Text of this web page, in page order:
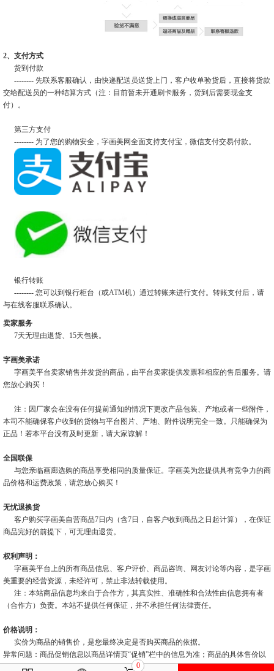
2、支付方式
货到付款
-------- 先联系客服确认，由快递配送员送货上门，客户收单验货后，直接将货款
交给配送员的一种结算方式（注：目前暂未开通刷卡服务，货到后需要现金支
付）。
第三方支付
-------- 为了您的购物安全，字画美网全面支持支付宝，微信支付交易付款。
银行转账
-------- 您可以到银行柜台（或ATM机）通过转账来进行支付。转账支付后，请
与在线客服联系确认。
卖家服务
7天无理由退货、15天包换。
字画美承诺
字画美平台卖家销售并发货的商品，由平台卖家提供发票和相应的售后服务。请
您放心购买！
注：因厂家会在没有任何提前通知的情况下更改产品包装、产地或者一些附件，
本司不能确保客户收到的货物与平台图片、产地、附件说明完全一致。只能确保为
正品！若本平台没有及时更新，请大家谅解！
全国联保
与您亲临画廊选购的商品享受相同的质量保证。字画美为您提供具有竞争力的商
品价格和运费政策，请您放心购买！
无忧退换货
客户购买字画美自营商品7日内（含7日，自客户收到商品之日起计算），在保证
商品完好的前提下，可无理由退货。
权利声明：
字画美平台上的所有商品信息、客户评价、商品咨询、网友讨论等内容，是字画
美重要的经营资源，未经许可，禁止非法转载使用。
注：本站商品信息均来自于合作方，其真实性、准确性和合法性由信息拥有者
（合作方）负责。本站不提供任何保证，并不承担任何法律责任。
价格说明：
实价为商品的销售价，是您最终决定是否购买商品的依据。
异常问题：商品促销信息以商品详情页“促销”栏中的信息为准；商品的具体售价以
订单结算页价格为准；如您发现活动商品售价或促销信息有异常，建议购买前先联
0